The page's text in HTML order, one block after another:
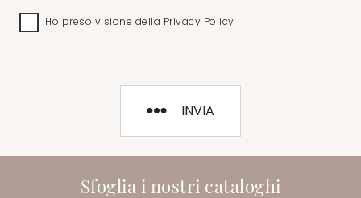
Sfoglia i nostri cataloghi
Ho preso visione della Privacy Policy
INVIA